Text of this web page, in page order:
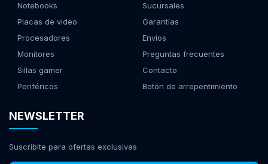
Notebooks
Placas de video
Procesadores
Monitores
Sillas gamer
Periféricos
Sucursales
Garantías
Envíos
Preguntas frecuentes
Contacto
Botón de arrepentimiento
NEWSLETTER
Suscribite para ofertas exclusivas